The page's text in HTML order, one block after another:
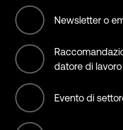
Retail
Services
Newsletter o
datore di
Evento di